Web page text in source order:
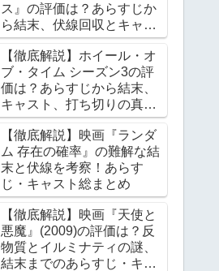
ス』の評価は？あらすじか
ら結末、伏線回収とキャス
トまで総まとめ
【徹底解説】ホイール・オ
ブ・タイム シーズン3の評
価は？あらすじから結末、
キャスト、打ち切りの真相
まで総まとめ
【徹底解説】映画『ランダ
ム 存在の確率』の難解な結
末と伏線を考察！あらす
じ・キャスト総まとめ
【徹底解説】映画『天使と
悪魔』(2009)の評価は？反
物質とイルミナティの謎、
結末までのあらすじ・キャ